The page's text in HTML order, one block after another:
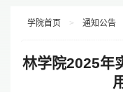
学院首页 > 通知公告
林学院2025年